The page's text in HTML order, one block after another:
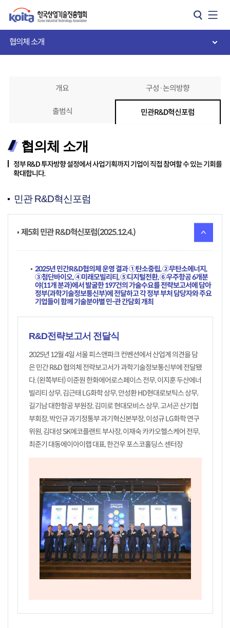
협의체 소개
개요 구성·논의방향
출범식 민관R&D혁신포럼
협의체 소개
정부 R&D 투자방향 설정에서 사업기획까지 기업이 직접 참여할 수 있는 기회를
확대합니다.
민관 R&D혁신포럼
제5회 민관 R&D혁신포럼(2025.12.4.)
2025년 민간R&D협의체 운영 결과 ①탄소중립, ②무탄소에너지,
③첨단바이오, ④미래모빌리티, ⑤디지털전환, ⑥우주항공 6개분
야(11개 분과)에서 발굴한 197건의 가술수요를 전략보고서에 담아
정부(과학기술정보통신부)에 전달하고 각 정부 부처 담당자와 주요
기업들이 함께 기술분야별 민-관 간담회 개최
R&D전략보고서 전달식
2025년 12월 4일 서울 피스앤파크 컨벤션에서 산업계 의견을 담
은 민간 R&D 협의체 전략보고서가 과학기술정보통신부에 전달됐
다. (왼쪽부터) 이준원 한화에어로스페이스 전무, 이지훈 두산에너
빌리티 상무, 김근태 LG화학 상무, 안성환 HD현대로보틱스 상무,
길기남 대한항공 부원장, 김미로 현대모비스 상무, 고서곤 산기협
부회장, 박인규 과기정통부 과기혁신본부장, 이성규 LG화학 연구
위원, 김대성 SK에코플랜트 부사장, 이재숙 카카오헬스케어 전무,
최준기 대동에이아이랩 대표, 한건우 포스코홀딩스 센터장